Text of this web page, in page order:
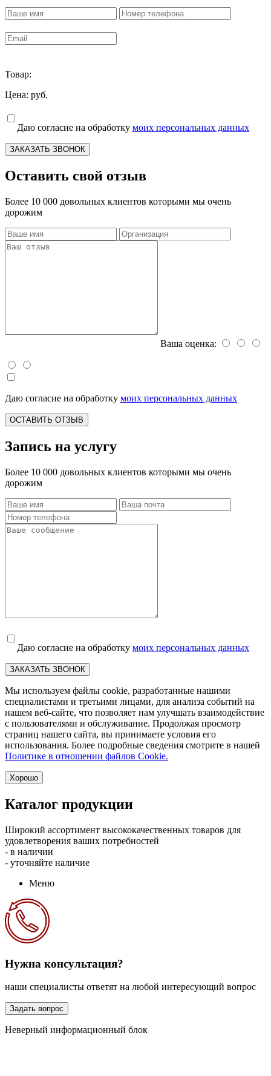
Товар:
Цена: руб.
Даю согласие на обработку моих персональных данных
ЗАКАЗАТЬ ЗВОНОК
Оставить свой отзыв
Более 10 000 довольных клиентов которыми мы очень
дорожим
Ваша оценка:
Даю согласие на обработку моих персональных данных
ОСТАВИТЬ ОТЗЫВ
Запись на услугу
Более 10 000 довольных клиентов которыми мы очень
дорожим
Даю согласие на обработку моих персональных данных
ЗАКАЗАТЬ ЗВОНОК
Мы используем файлы cookie, разработанные нашими
специалистами и третьими лицами, для анализа событий на
нашем веб-сайте, что позволяет нам улучшать взаимодействие
с пользователями и обслуживание. Продолжая просмотр
страниц нашего сайта, вы принимаете условия его
использования. Более подробные сведения смотрите в нашей
Политике в отношении файлов Cookie.
Хорошо
Каталог продукции
Широкий ассортимент высококачественных товаров для
удовлетворения ваших потребностей
- в наличии
- уточняйте наличие
Меню
Нужна консультация?
наши специалисты ответят на любой интересующий вопрос
Задать вопрос
Неверный информационный блок